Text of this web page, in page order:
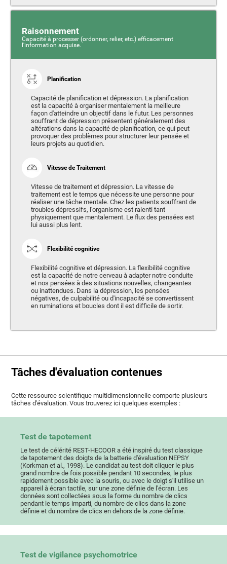
Raisonnement
Capacité à processer (ordonner, relier, etc.) efficacement
l'information acquise.
Planification
Capacité de planification et dépression. La planification
est la capacité à organiser mentalement la meilleure
façon d'atteindre un objectif dans le futur. Les personnes
souffrant de dépression présentent généralement des
altérations dans la capacité de planification, ce qui peut
provoquer des problèmes pour structurer leur pensée et
leurs projets au quotidien.
Vitesse de Traitement
Vitesse de traitement et dépression. La vitesse de
traitement est le temps que nécessite une personne pour
réaliser une tâche mentale. Chez les patients souffrant de
troubles dépressifs, l'organisme est ralenti tant
physiquement que mentalement. Le flux des pensées est
lui aussi plus lent.
Flexibilité cognitive
Flexibilité cognitive et dépression. La flexibilité cognitive
est la capacité de notre cerveau à adapter notre conduite
et nos pensées à des situations nouvelles, changeantes
ou inattendues. Dans la dépression, les pensées
négatives, de culpabilité ou d'incapacité se convertissent
en ruminations et boucles dont il est difficile de sortir.
Tâches d'évaluation contenues
Cette ressource scientifique multidimensionnelle comporte plusieurs
tâches d'évaluation. Vous trouverez ici quelques exemples :
Test de tapotement
Le test de célérité REST-HECOOR a été inspiré du test classique
de tapotement des doigts de la batterie d'évaluation NEPSY
(Korkman et al., 1998). Le candidat au test doit cliquer le plus
grand nombre de fois possible pendant 10 secondes, le plus
rapidement possible avec la souris, ou avec le doigt s'il utilise un
appareil à écran tactile, sur une zone définie de l'écran. Les
données sont collectées sous la forme du nombre de clics
pendant le temps imparti, du nombre de clics dans la zone
définie et du nombre de clics en dehors de la zone définie.
Test de vigilance psychomotrice